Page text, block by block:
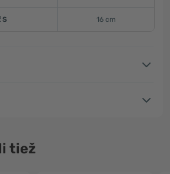
S 16 cm
tiež